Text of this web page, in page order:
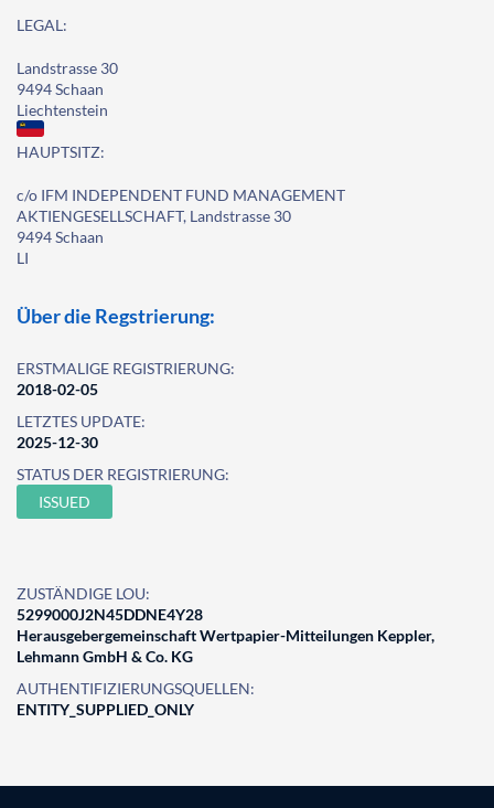
LEGAL:
Landstrasse 30
9494 Schaan
Liechtenstein
HAUPTSITZ:
c/o IFM INDEPENDENT FUND MANAGEMENT
AKTIENGESELLSCHAFT, Landstrasse 30
9494 Schaan
LI
Über die Regstrierung:
ERSTMALIGE REGISTRIERUNG:
2018-02-05
LETZTES UPDATE:
2025-12-30
STATUS DER REGISTRIERUNG:
ISSUED
ZUSTÄNDIGE LOU:
5299000J2N45DDNE4Y28
Herausgebergemeinschaft Wertpapier-Mitteilungen Keppler,
Lehmann GmbH & Co. KG
AUTHENTIFIZIERUNGSQUELLEN:
ENTITY_SUPPLIED_ONLY